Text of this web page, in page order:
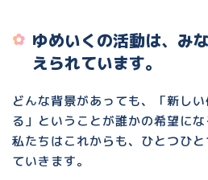
ゆめいくの活動は、み
えられています。
どんな背景があっても、「新し
る」ということが誰かの希望にな
私たちはこれからも、ひとつひ
ていきます。